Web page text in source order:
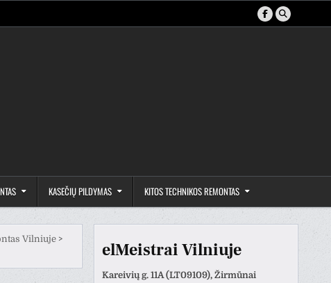
KASEČIŲ PILDYMAS KITOS TECHNIKOS REMONTAS
Vilniuje>
elMeistrai Vilniuje
Kareivių g. 11A (LT09109), Žirmūnai